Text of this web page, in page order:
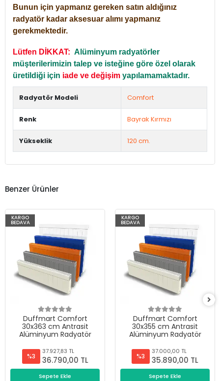
Bunun için yapmanız gereken satın aldığınız
radyatör kadar aksesuar alımı yapmanız
gerekmektedir.
Lütfen DİKKAT: Alüminyum radyatörler
müşterilerimizin talep ve isteğine göre özel olarak
üretildiği için iade ve değişim yapılamamaktadır.
Radyatör Modeli Comfort
Renk Bayrak Kırmızı
Yükseklik 120 cm.
Benzer Ürünler
KARGO
BEDAVA
Duffmart Comfort
30x363 cm Antrasit
Alüminyum Radyatör
%3
37.927,83 TL
36.790,00 TL
Sepete Ekle
KARGO
BEDAVA
Duffmart Comfort
30x355 cm Antrasit
Alüminyum Radyatör
%3
37.000,00 TL
35.890,00 TL
Sepete Ekle